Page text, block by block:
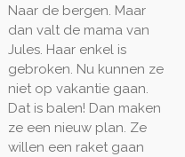
Naar de bergen. Maar
dan valt de mama van
Jules. Haar enkel is
gebroken. Nu kunnen ze
niet op vakantie gaan.
Dat is balen! Dan maken
ze een nieuw plan. Ze
willen een raket gaan